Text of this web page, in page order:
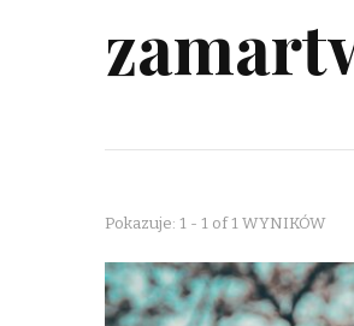
Pokazuje: 1 - 1 of 1 WYNIKÓW